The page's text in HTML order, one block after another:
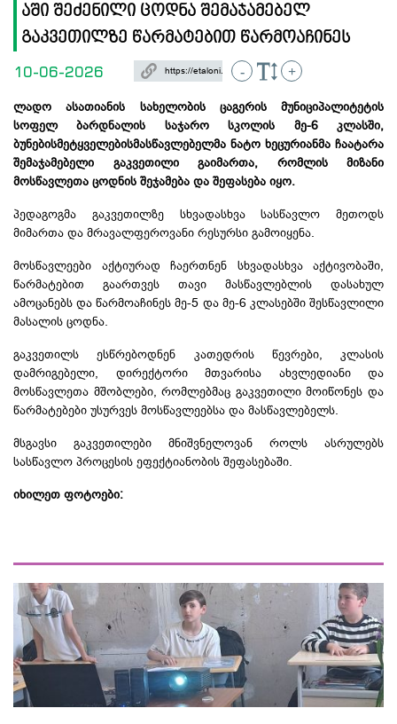
აში შეძენილი ცოდნა შემაჯამებელ
გაკვეთილზე წარმატებით წარმოაჩინეს
10-06-2026 - +
ლადო ასათიანის სახელობის ცაგერის მუნიციპალიტეტის
სოფელბარდნალის საჯარო სკოლის მე-6 კლასში,
ბუნებისმეტყველებისმასწავლებელმა ნატო ხეცურიანმა ჩაატარა
შემაჯამებელი გაკვეთილი გაიმართა, რომლის მიზანი
მოსწავლეთა ცოდნის შეჯამება და შეფასება იყო.
პედაგოგმა გაკვეთილზე სხვადასხვა სასწავლო მეთოდს
მიმართა და მრავალფეროვანი რესურსი გამოიყენა.
მოსწავლეები აქტიურად ჩაერთნენ სხვადასხვა აქტივობაში,
წარმატებით გაართვეს თავი მასწავლებლის დასახულ
ამოცანებს და წარმოაჩინეს მე-5 და მე-6 კლასებში შესწავლილი
მასალის ცოდნა.
გაკვეთილს ესწრებოდნენ კათედრის წევრები, კლასის
დამრიგებელი, დირექტორი მთვარისა ახვლედიანი და
მოსწავლეთა მშობლები, რომლებმაც გაკვეთილი მოიწონეს და
წარმატებები უსურვეს მოსწავლეებსა და მასწავლებელს.
მსგავსი გაკვეთილები მნიშვნელოვან როლს ასრულებს
სასწავლო პროცესის ეფექტიანობის შეფასებაში.
იხილეთ ფოტოები: